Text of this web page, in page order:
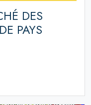
DES
PAYS